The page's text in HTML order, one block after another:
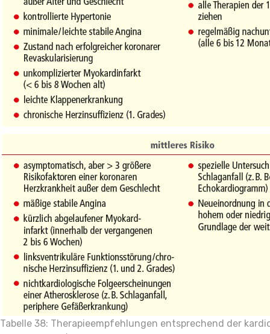
Tabelle 38: Therapieempfehlungen entsprechend der